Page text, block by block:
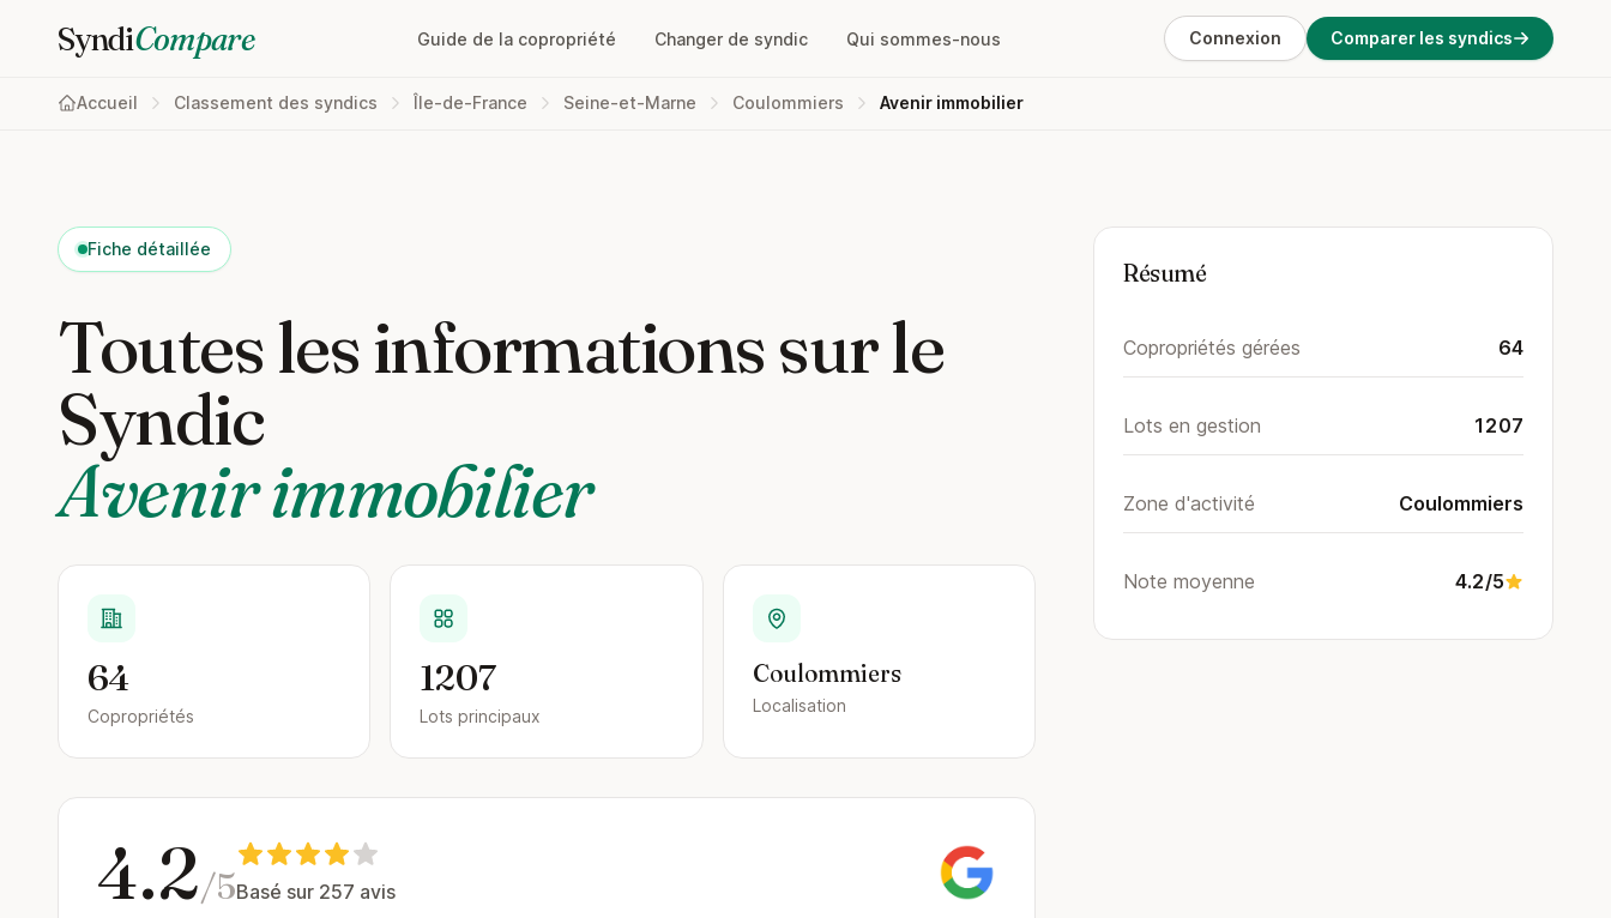
SyndiCompare Guide de la copropriété Changer de syndic Qui sommes-nous Connexion Comparer les syndics
Accueil Classement des syndics Île-de-France Seine-et-Marne Coulommiers Avenir immobilier
Fiche détaillée
Toutes les informations sur le
Syndic
Avenir immobilier
64
Copropriétés
1207
Lots principaux
Coulommiers
Localisation
4.2/5Basé sur 257 avis
Résumé
Copropriétés gérées 64
Lots en gestion 1207
Zone d'activité Coulommiers
Note moyenne 4.2/5